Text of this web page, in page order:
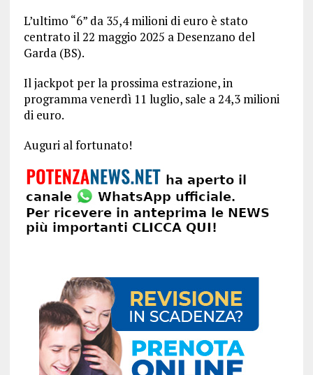
L’ultimo “6” da 35,4 milioni di euro è stato
centrato il 22 maggio 2025 a Desenzano del
Garda (BS).
Il jackpot per la prossima estrazione, in
programma venerdì 11 luglio, sale a 24,3 milioni
di euro.
Auguri al fortunato!